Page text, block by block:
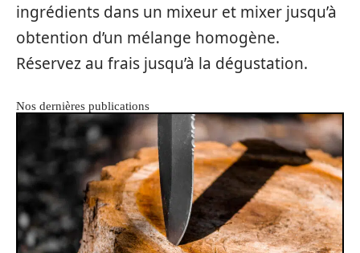
ingrédients dans un mixeur et mixer jusqu’à
obtention d’un mélange homogène.
Réservez au frais jusqu’à la dégustation.
Nos dernières publications